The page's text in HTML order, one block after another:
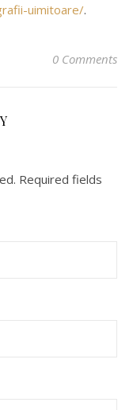
uimitoare/.
0 Comments
Required fields